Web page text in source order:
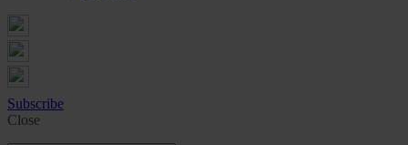
Subscribe
Close